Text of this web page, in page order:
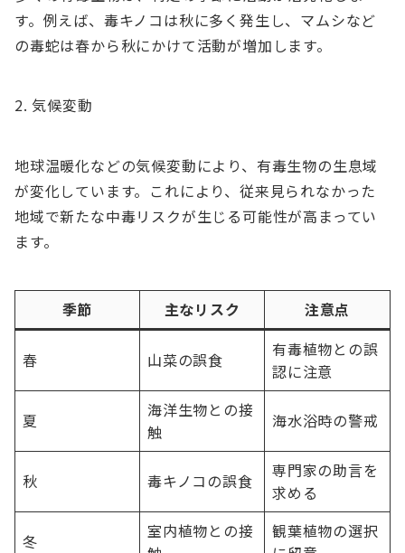
す。例えば、毒キノコは秋に多く発生し、マムシなど
の毒蛇は春から秋にかけて活動が増加します。
気候変動
地球温暖化などの気候変動により、有毒生物の生息域
が変化しています。これにより、従来見られなかった
地域で新たな中毒リスクが生じる可能性が高まってい
ます。
季節 主なリスク 注意点
春 山菜の誤食
有毒植物との誤
認に注意
夏
海洋生物との接
触
海水浴時の警戒
秋 毒キノコの誤食
専門家の助言を
求める
冬
室内植物との接
観葉植物の選択